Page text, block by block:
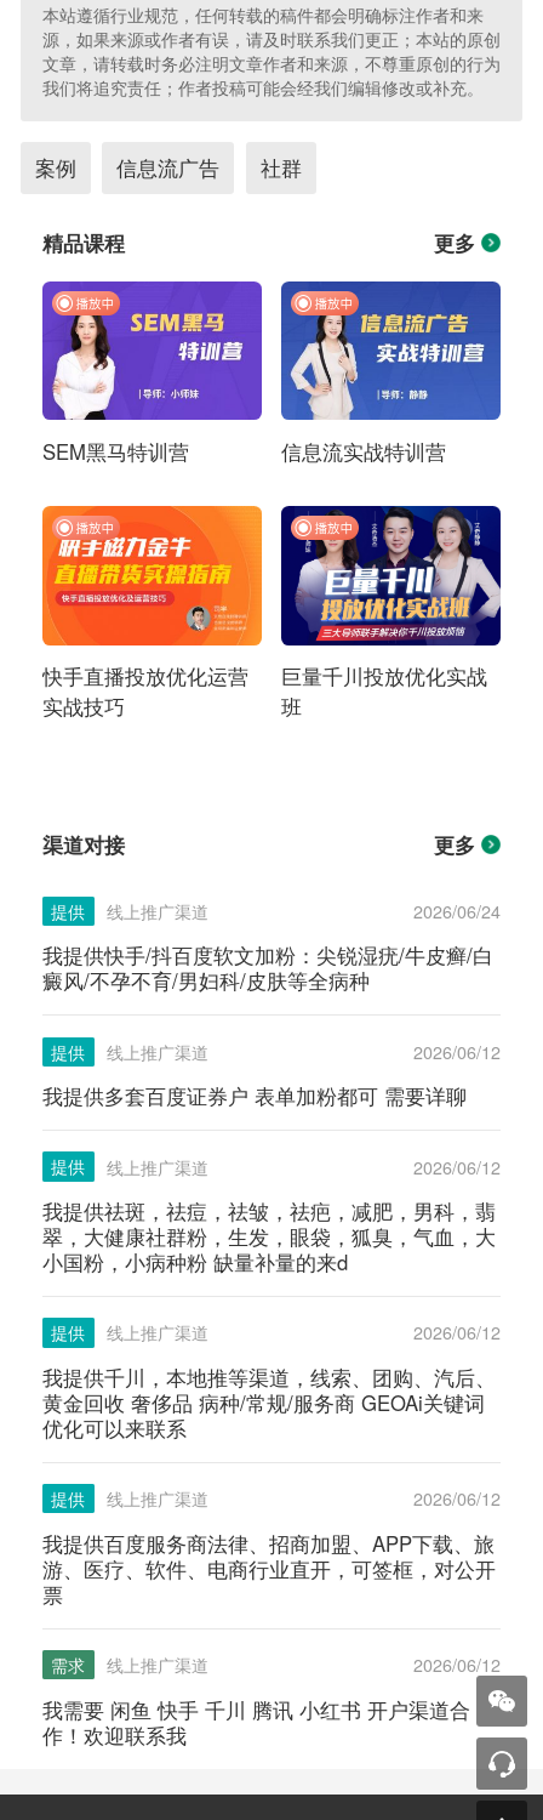
本站遵循行业规范，任何转载的稿件都会明确标注作者和来
源，如果来源或作者有误，请及时联系我们更正；本站的原创
文章，请转载时务必注明文章作者和来源，不尊重原创的行为
我们将追究责任；作者投稿可能会经我们编辑修改或补充。
案例 信息流广告 社群
精品课程 更多
SEM黑马特训营 信息流实战特训营
快手直播投放优化运营
实战技巧
巨量千川投放优化实战
班
渠道对接 更多
提供 线上推广渠道 2026/06/24
我提供快手/抖百度软文加粉：尖锐湿疣/牛皮癣/白
癜风/不孕不育/男妇科/皮肤等全病种
提供 线上推广渠道 2026/06/12
我提供多套百度证券户 表单加粉都可 需要详聊
提供 线上推广渠道 2026/06/12
我提供祛斑，祛痘，祛皱，祛疤，减肥，男科，翡
翠，大健康社群粉，生发，眼袋，狐臭，气血，大
小国粉，小病种粉 缺量补量的来d
提供 线上推广渠道 2026/06/12
我提供千川，本地推等渠道，线索、团购、汽后、
黄金回收 奢侈品 病种/常规/服务商 GEOAi关键词
优化可以来联系
提供 线上推广渠道 2026/06/12
我提供百度服务商法律、招商加盟、APP下载、旅
游、医疗、软件、电商行业直开，可签框，对公开
票
需求 线上推广渠道 2026/06/12
我需要 闲鱼 快手 千川 腾讯 小红书 开户渠道合
作！欢迎联系我